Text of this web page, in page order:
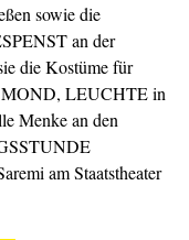
sowie die
an der
die Kostüme für
LEUCHTE in
Menke an den
am Staatstheater